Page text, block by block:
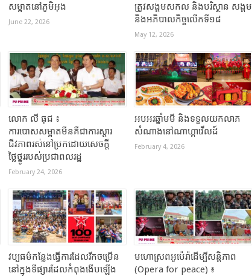
សម្អាតនៅភូមិអុង
June 22, 2026
ត្រូវសង្គមសកល និងបរិស្ថាន សង្គម
និងអភិបាលកិច្ចលើកទី១៨
May 12, 2026
លោក លី ធុជ ៖
ការបោសសម្អាតមីនគឺជាការស្តារ
ជីវភាពរស់នៅប្រកដោយសេចក្តី
ថ្លៃថ្នូររបស់ប្រជាពលរដ្ឋ
February 24, 2026
អបអរឆ្នាំមមី និងទទួលយកលាភ
សំណាងនៅណាហ្គាវើលដ៍
February 4, 2026
វប្បធម៌កន្លែងធ្វើការដែលរីកចម្រើន
នៅក្នុងទីផ្សារដែលកំពុងងើបឡើង
មហោស្រពអូប៉េរ៉ាដើម្បីសន្តិភាព
(Opera for peace) ៖